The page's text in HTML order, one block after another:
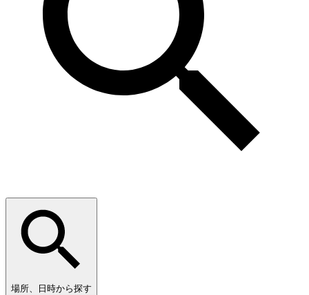
場所、日時から探す